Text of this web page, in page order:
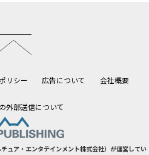
リシー 広告について 会社概要
外部送信について
ュア・エンタテインメント株式会社）が運営してい